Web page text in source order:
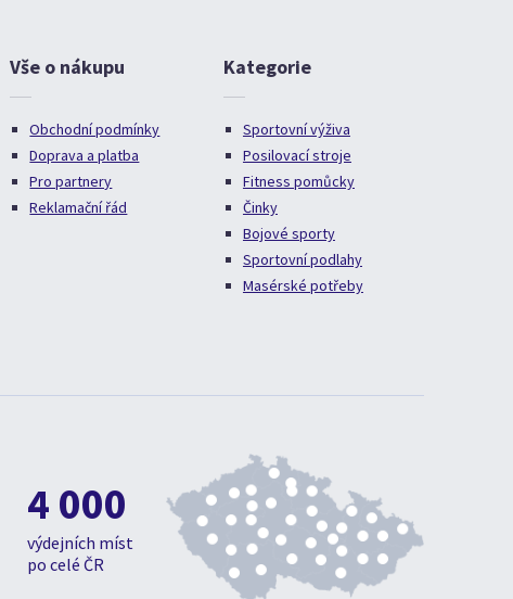
Vše o nákupu
Obchodní podmínky
Doprava a platba
Pro partnery
Reklamační řád
Kategorie
Sportovní výživa
Posilovací stroje
Fitness pomůcky
Činky
Bojové sporty
Sportovní podlahy
Masérské potřeby
4 000
výdejních míst
po celé ČR